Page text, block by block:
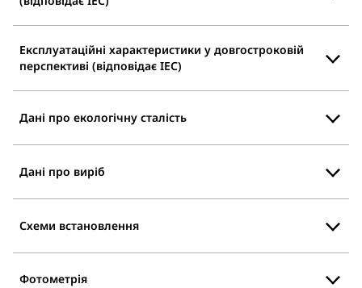
Експлуатаційні характеристики у довгостроковій
перспективі (відповідає IEC)
Дані про екологічну сталість
Дані про виріб
Схеми встановлення
Фотометрія